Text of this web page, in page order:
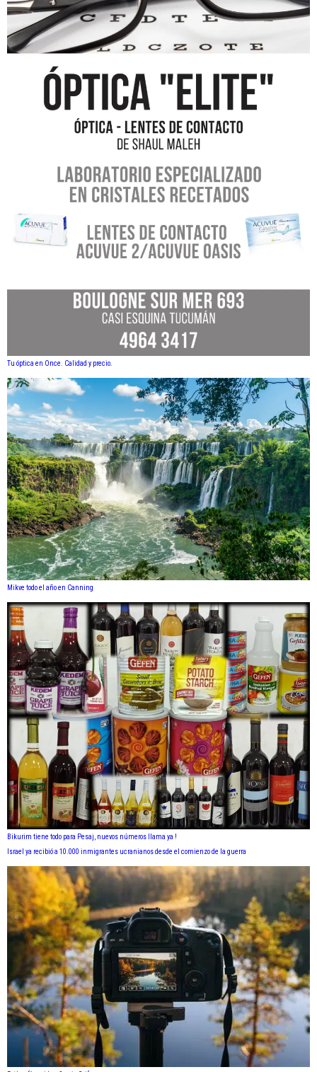
Tu óptica en Once. Calidad y precio.
Mikve todo el año en Canning
Bikurim tiene todo para Pesaj, nuevos números llama ya !
Israel ya recibió a 10.000 inmigrantes ucranianos desde el comienzo de la guerra